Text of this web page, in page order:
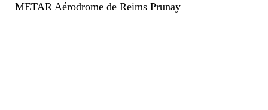
METAR Aérodrome de Reims Prunay